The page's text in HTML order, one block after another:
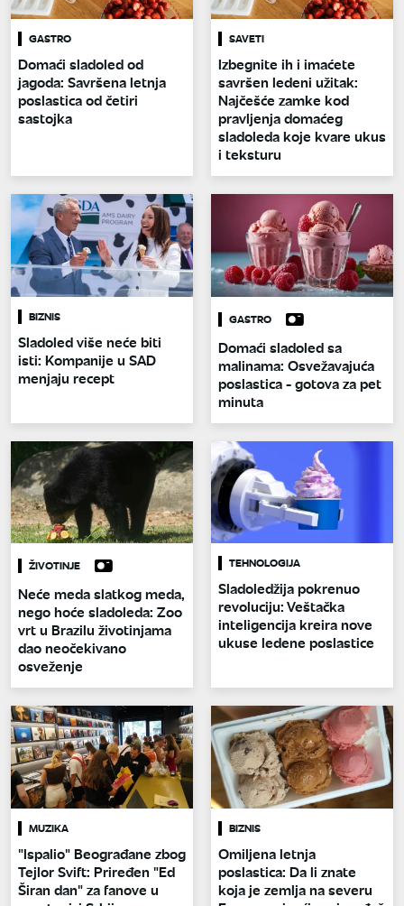
GASTRO
Domaći sladoled od
jagoda: Savršena letnja
poslastica od četiri
sastojka
SAVETI
Izbegnite ih i imaćete
savršen ledeni užitak:
Najčešće zamke kod
pravljenja domaćeg
sladoleda koje kvare ukus
i teksturu
BIZNIS
Sladoled više neće biti
isti: Kompanije u SAD
menjaju recept
GASTRO
Domaći sladoled sa
malinama: Osvežavajuća
poslastica - gotova za pet
minuta
ŽIVOTINJE
Neće meda slatkog meda,
nego hoće sladoleda: Zoo
vrt u Brazilu životinjama
dao neočekivano
osveženje
TEHNOLOGIJA
Sladoledžija pokrenuo
revoluciju: Veštačka
inteligencija kreira nove
ukuse ledene poslastice
MUZIKA
"Ispalio" Beograđane zbog
Tejlor Svift: Priređen "Ed
Širan dan" za fanove u
BIZNIS
Omiljena letnja
poslastica: Da li znate
koja je zemlja na severu